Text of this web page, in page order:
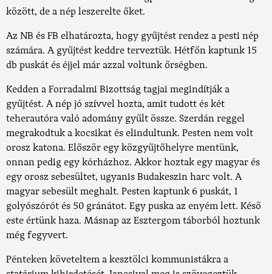
között, de a nép leszerelte őket.
Az NB és FB elhatározta, hogy gyűjtést rendez a pesti nép
számára. A gyűjtést keddre terveztük. Hétfőn kaptunk 15
db puskát és éjjel már azzal voltunk őrségben.
Kedden a Forradalmi Bizottság tagjai megindítják a
gyűjtést. A nép jó szívvel hozta, amit tudott és két
teherautóra való adomány gyűlt össze. Szerdán reggel
megrakodtuk a kocsikat és elindultunk. Pesten nem volt
orosz katona. Először egy közgyűjtőhelyre mentünk,
onnan pedig egy kórházhoz. Akkor hoztak egy magyar és
egy orosz sebesültet, ugyanis Budakeszin harc volt. A
magyar sebesült meghalt. Pesten kaptunk 6 puskát, 1
golyószórót és 50 gránátot. Egy puska az enyém lett. Késő
este értünk haza. Másnap az Esztergom táborból hoztunk
még fegyvert.
Pénteken követeltem a kesztölci kommunistákra a